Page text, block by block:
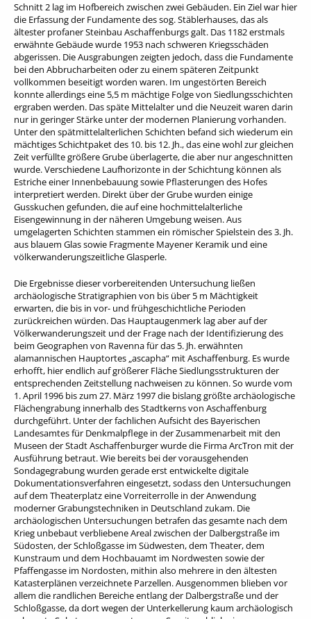
Schnitt 2 lag im Hofbereich zwischen zwei Gebäuden. Ein Ziel war hier
die Erfassung der Fundamente des sog. Stäblerhauses, das als
ältester profaner Steinbau Aschaffenburgs galt. Das 1182 erstmals
erwähnte Gebäude wurde 1953 nach schweren Kriegsschäden
abgerissen. Die Ausgrabungen zeigten jedoch, dass die Fundamente
bei den Abbrucharbeiten oder zu einem späteren Zeitpunkt
vollkommen beseitigt worden waren. Im ungestörten Bereich
konnte allerdings eine 5,5 m mächtige Folge von Siedlungsschichten
ergraben werden. Das späte Mittelalter und die Neuzeit waren darin
nur in geringer Stärke unter der modernen Planierung vorhanden.
Unter den spätmittelalterlichen Schichten befand sich wiederum ein
mächtiges Schichtpaket des 10. bis 12. Jh., das eine wohl zur gleichen
Zeit verfüllte größere Grube überlagerte, die aber nur angeschnitten
wurde. Verschiedene Laufhorizonte in der Schichtung können als
Estriche einer Innenbebauung sowie Pflasterungen des Hofes
interpretiert werden. Direkt über der Grube wurden einige
Gusskuchen gefunden, die auf eine hochmittelalterliche
Eisengewinnung in der näheren Umgebung weisen. Aus
umgelagerten Schichten stammen ein römischer Spielstein des 3. Jh.
aus blauem Glas sowie Fragmente Mayener Keramik und eine
völkerwanderungszeitliche Glasperle.
Die Ergebnisse dieser vorbereitenden Untersuchung ließen
archäologische Stratigraphien von bis über 5 m Mächtigkeit
erwarten, die bis in vor- und frühgeschichtliche Perioden
zurückreichen würden. Das Hauptaugenmerk lag aber auf der
Völkerwanderungszeit und der Frage nach der Identifizierung des
beim Geographen von Ravenna für das 5. Jh. erwähnten
alamannischen Hauptortes „ascapha“ mit Aschaffenburg. Es wurde
erhofft, hier endlich auf größerer Fläche Siedlungsstrukturen der
entsprechenden Zeitstellung nachweisen zu können. So wurde vom
1. April 1996 bis zum 27. März 1997 die bislang größte archäologische
Flächengrabung innerhalb des Stadtkerns von Aschaffenburg
durchgeführt. Unter der fachlichen Aufsicht des Bayerischen
Landesamtes für Denkmalpflege in der Zusammenarbeit mit den
Museen der Stadt Aschaffenburger wurde die Firma ArcTron mit der
Ausführung betraut. Wie bereits bei der vorausgehenden
Sondagegrabung wurden gerade erst entwickelte digitale
Dokumentationsverfahren eingesetzt, sodass den Untersuchungen
auf dem Theaterplatz eine Vorreiterrolle in der Anwendung
moderner Grabungstechniken in Deutschland zukam. Die
archäologischen Untersuchungen betrafen das gesamte nach dem
Krieg unbebaut verbliebene Areal zwischen der Dalbergstraße im
Südosten, der Schloßgasse im Südwesten, dem Theater, dem
Kunstraum und dem Hochbauamt im Nordwesten sowie der
Pfaffengasse im Nordosten, mithin also mehrere in den ältesten
Katasterplänen verzeichnete Parzellen. Ausgenommen blieben vor
allem die randlichen Bereiche entlang der Dalbergstraße und der
Schloßgasse, da dort wegen der Unterkellerung kaum archäologisch